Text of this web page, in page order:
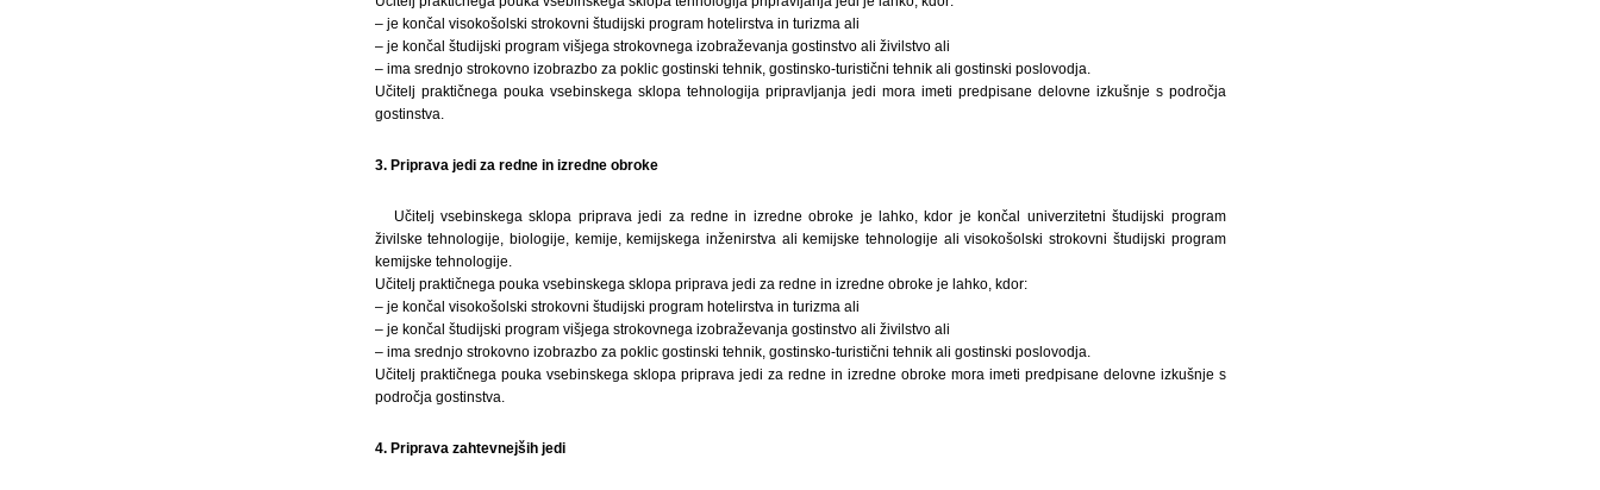
– je končal visokošolski strokovni študijski program hotelirstva in turizma ali
– je končal študijski program višjega strokovnega izobraževanja gostinstvo ali živilstvo ali
– ima srednjo strokovno izobrazbo za poklic gostinski tehnik, gostinsko-turistični tehnik ali gostinski poslovodja.
Učitelj praktičnega pouka vsebinskega sklopa tehnologija pripravljanja jedi mora imeti predpisane delovne izkušnje s področja
gostinstva.
3. Priprava jedi za redne in izredne obroke
Učitelj vsebinskega sklopa priprava jedi za redne in izredne obroke je lahko, kdor je končal univerzitetni študijski program
živilske tehnologije, biologije, kemije, kemijskega inženirstva ali kemijske tehnologije ali visokošolski strokovni študijski program
kemijske tehnologije.
Učitelj praktičnega pouka vsebinskega sklopa priprava jedi za redne in izredne obroke je lahko, kdor:
– je končal visokošolski strokovni študijski program hotelirstva in turizma ali
– je končal študijski program višjega strokovnega izobraževanja gostinstvo ali živilstvo ali
– ima srednjo strokovno izobrazbo za poklic gostinski tehnik, gostinsko-turistični tehnik ali gostinski poslovodja.
Učitelj praktičnega pouka vsebinskega sklopa priprava jedi za redne in izredne obroke mora imeti predpisane delovne izkušnje s
področja gostinstva.
4. Priprava zahtevnejših jedi